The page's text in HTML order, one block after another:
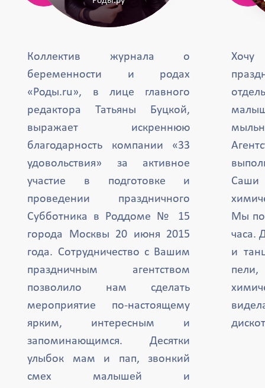
Коллектив журнала о
беременности и родах
«Роды.ru», в лице главного
редактора Татьяны Буцкой,
выражает искреннюю
благодарность компании «33
удовольствия» за активное
участие в подготовке и
проведении праздничного
Субботника в Роддоме № 15
города Москвы 20 июня 2015
года. Сотрудничество с Вашим
праздничным агентством
позволило нам сделать
мероприятие по-настоящему
ярким, интересным и
запоминающимся. Десятки
улыбок мам и пап, звонкий
смех малышей и
Саши
Мы
часа.
и